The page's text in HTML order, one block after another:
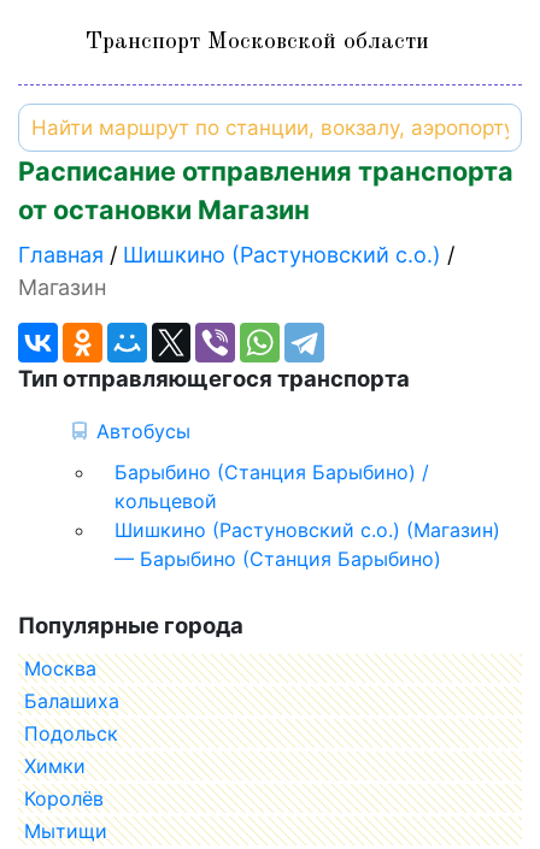
Транспорт Московской области
Расписание отправления транспорта
от остановки Магазин
Главная
Шишкино (Растуновский с.о.)
Магазин
Тип отправляющегося транспорта
Автобусы
Барыбино (Станция Барыбино) /
кольцевой
Шишкино (Растуновский с.о.) (Магазин)
— Барыбино (Станция Барыбино)
Популярные города
Москва
Балашиха
Подольск
Химки
Королёв
Мытищи